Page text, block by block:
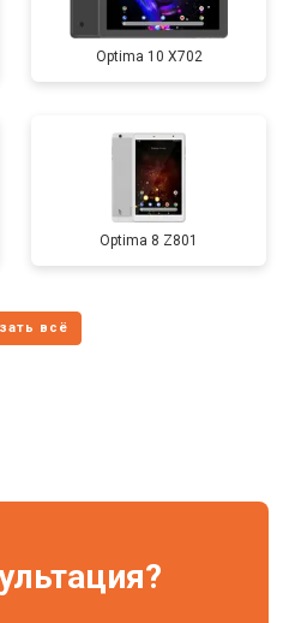
Optima 10 X702
Optima 8 Z801